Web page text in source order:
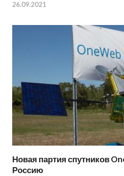
26.09.2021
Новая партия спутников
Россию